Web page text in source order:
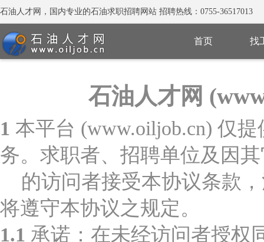
石油人才网，国内专业的石油求职招聘网站 招聘热线：0755-36517013
首页 找
石油人才网
1 本平台 (www.oiljob.cn) 仅
务。求职者、招聘单位及因
的访问者接受本协议条款
将遵守本协议之规定。
1.1 承诺：在未经访问者授权